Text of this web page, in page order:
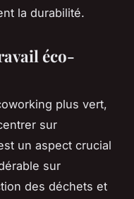
la durabilité.
éco-
plus vert,
sur
un aspect crucial
sur
des déchets et